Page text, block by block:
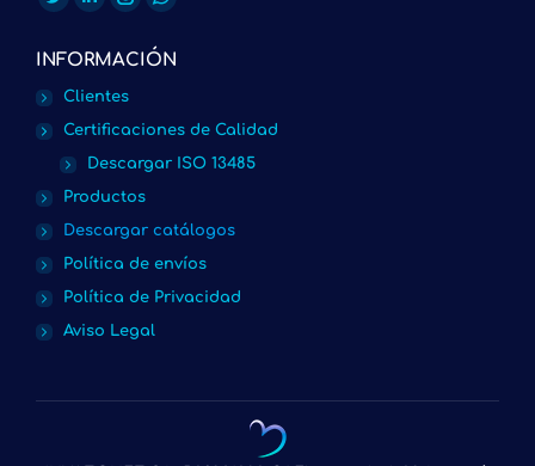
Twitter
opens
in
new
window
Linkedin
opens
in
new
window
Instagram
opens
in
new
window
Whatsapp
new
window
INFORMACIÓN
Clientes
Certificaciones de Calidad
Descargar ISO 13485
Productos
Descargar catálogos
Política de envíos
Política de Privacidad
Aviso Legal